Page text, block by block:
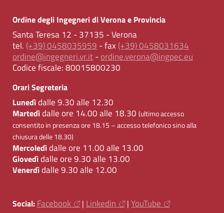
Ordine degli Ingegneri di Verona e Provincia
Santa Teresa 12 - 37135 - Verona
tel. (+39) 0458035959 - fax (+39) 0458031634
ordine@ingegneri.vr.it-ordine.verona@ingpec.eu
Codice fiscale:80015800230
Orari Segreteria
Lunedìdalle 9.30 alle 12.30
Martedìdalle ore 14.00 alle 18.30 (ultimo accesso
consentito in presenza ore 18.15 – accesso telefonico sino alla
chiusura delle 18.30)
Mercoledìdalle ore 11.00 alle 13.00
Giovedìdalle ore 9.30 alle 13.00
Venerdìdalle 9.30 alle 12.00
Social: Facebook | Linkedin | YouTube